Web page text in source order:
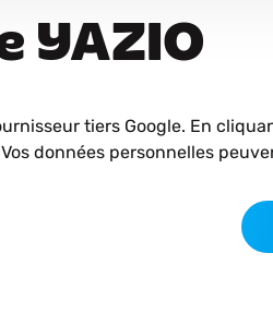
YAZIO
tiers Google. En
données personnelles